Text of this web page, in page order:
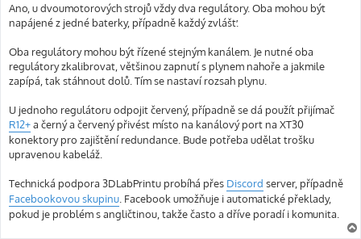
í
p
e
k
Ano, u dvoumotorových strojů vždy dva regulátory. Oba mohou být
napájené z jedné baterky, případně každý zvlášť.
Oba regulátory mohou být řízené stejným kanálem. Je nutné oba
regulátory zkalibrovat, většinou zapnutí s plynem nahoře a jakmile
zapípá, tak stáhnout dolů. Tím se nastaví rozsah plynu.
U jednoho regulátoru odpojit červený, případně se dá použít přijímač
R12+a černý a červený přivést místo na kanálový port na XT30
konektory pro zajištění redundance. Bude potřeba udělat trošku
upravenou kabeláž.
Technická podpora 3DLabPrintu probíhá přes Discord server, případně
Facebookovou skupinu. Facebook umožňuje i automatické překlady,
pokud je problém s angličtinou, takže často a dříve poradí i komunita.